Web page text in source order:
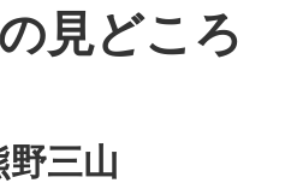
見どころ
野三山